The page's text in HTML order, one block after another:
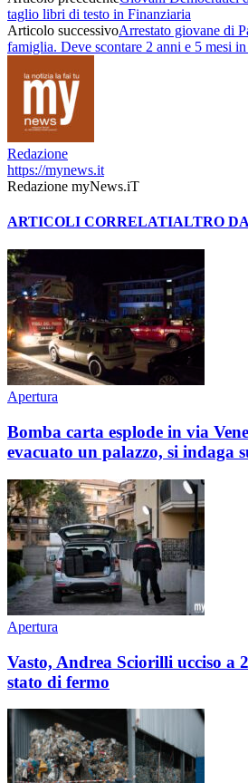
taglio libri di testo in Finanziaria
Articolo successivoArrestato giovane di
famiglia. Deve scontare 2 anni e 5 mesi in
Redazione
https://mynews.it
Redazione myNews.iT
ARTICOLI CORRELATIALTRO
Apertura
Bomba carta esplode in via
evacuato un palazzo, si indaga
Apertura
Vasto, Andrea Sciorilli ucciso a
stato di fermo